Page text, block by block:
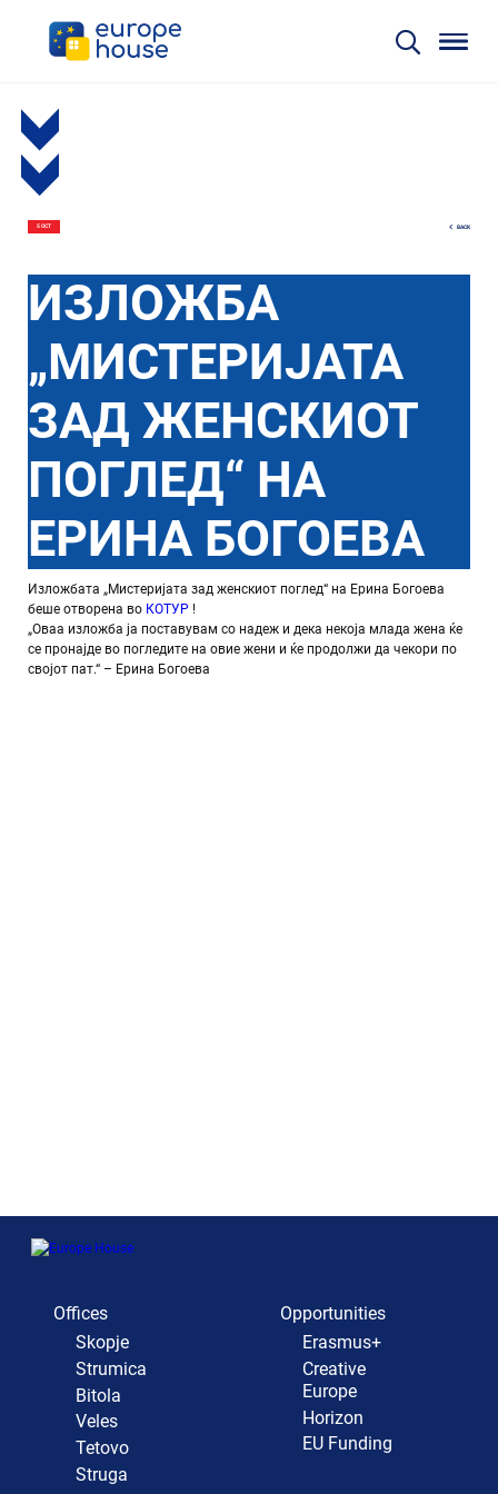
5 OCT BACK
ИЗЛОЖБА
„МИСТЕРИЈАТА
ЗАД ЖЕНСКИОТ
ПОГЛЕД“ НА
ЕРИНА БОГОЕВА
Изложбата „Мистеријата зад женскиот поглед“ на Ерина Богоева
беше отворена во КОТУР !
„Оваа изложба ја поставувам со надеж и дека некоја млада жена ќе
се пронајде во погледите на овие жени и ќе продолжи да чекори по
својот пат.“ – Ерина Богоева
Offices
Skopje
Strumica
Bitola
Veles
Tetovo
Struga
Opportunities
Erasmus+
Creative
Europe
Horizon
EU Funding